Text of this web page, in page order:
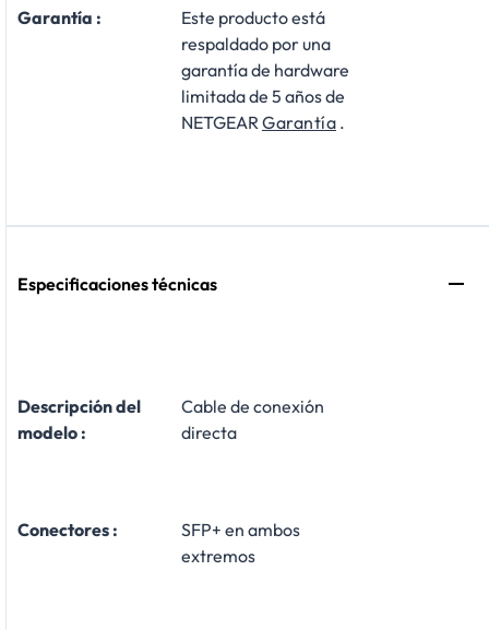
Garantía :
Este producto está
respaldado por una
garantía de hardware
limitada de 5 años de
NETGEAR Garantía .
Especificaciones técnicas
Descripción del
modelo :
Cable de conexión
directa
Conectores :
SFP+ en ambos
extremos